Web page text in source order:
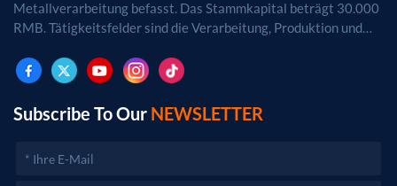
Metallverarbeitung befasst. Das Stammkapital beträgt 30.000
RMB. Tätigkeitsfelder sind die Verarbeitung, Produktion und
genehmigungspflichtigen Projekten dürfen die
Geschäftstätigkeiten erst nach Genehmigung durch die
zuständigen Behörden aufgenommen werden.)
Subscribe To Our NEWSLETTER